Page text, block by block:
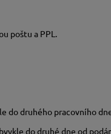
poštu a PPL.
do druhého pracovního
do druhé dne od